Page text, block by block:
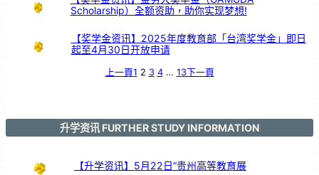
Scholarship）全额资助，助你实现梦想!
【奖学金资讯】2025年度教育部「台湾奖学金」即日
起至4月30日开放申请
上一頁1 2 3 4 … 13下一頁
升学资讯 FURTHER STUDY INFORMATION
【升学资讯】5月22日“贵州高等教育展